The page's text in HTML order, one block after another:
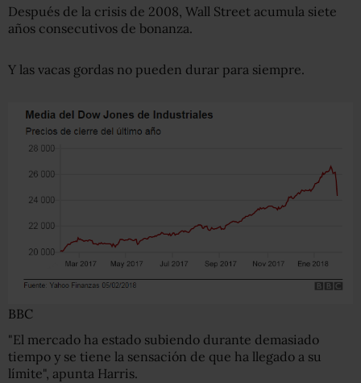
Después de la crisis de 2008, Wall Street acumula siete
años consecutivos de bonanza.
Y las vacas gordas no pueden durar para siempre.
BBC
"El mercado ha estado subiendo durante demasiado
tiempo y se tiene la sensación de que ha llegado a su
límite", apunta Harris.